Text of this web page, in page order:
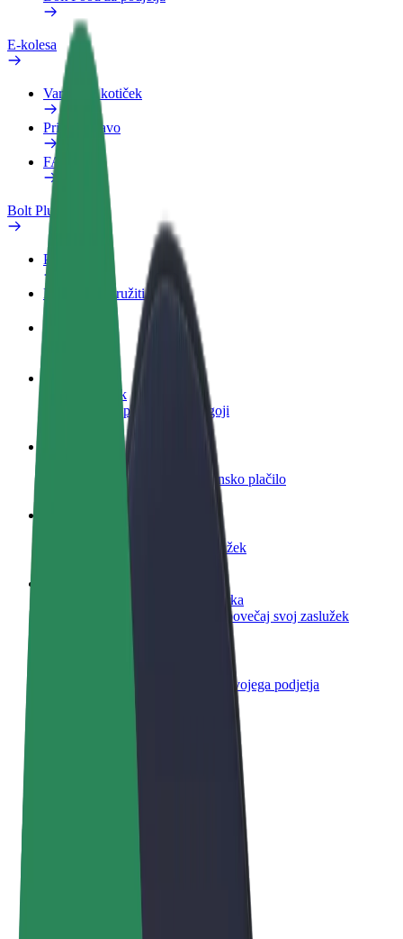
E-kolesa
Varnostni kotiček
Prijavi težavo
FAQ
Bolt Plus
Prednosti
Kako se pridružiti
Postani voznik
Zasluži denar pod svojimi pogoji
Dostavljaj hrano in prejmi tedensko plačilo
Dosezi več strank in zvišaj zaslužek
Prijavi se kot lastnik voznega parka
Dodaj svoj vozni park v Bolt in povečaj svoj zaslužek
Boltovi izdelki in storitve za rast tvojega podjetja
© 2026 Bolt Technology OÜ